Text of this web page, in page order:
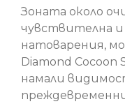
Зоната около
чувствителна
натоварения,
Diamond Cocoon
намали